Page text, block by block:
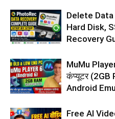
Delete Data
Hard Disk,
Recovery
MuMu
कंप्यूटर (2GB
Android
Free AI